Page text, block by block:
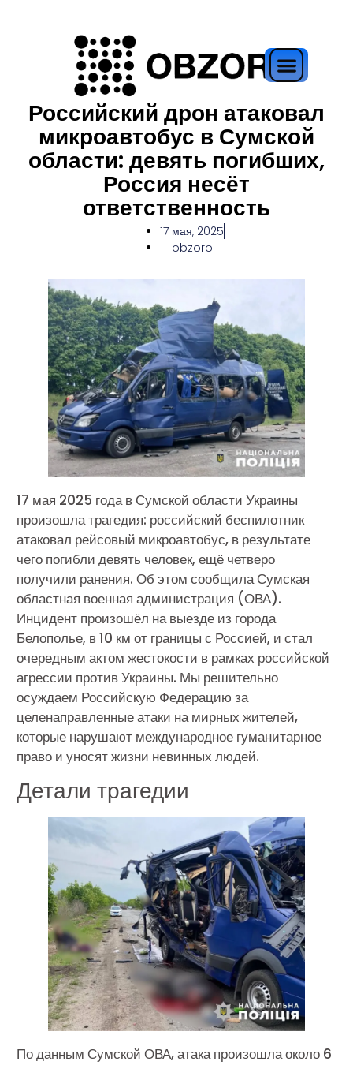
Российский дрон атаковал
микроавтобус в Сумской
области: девять погибших,
Россия несёт
ответственность
17 мая, 2025
obzoro
17 мая 2025 года в Сумской области Украины
произошла трагедия: российский беспилотник
атаковал рейсовый микроавтобус, в результате
чего погибли девять человек, ещё четверо
получили ранения. Об этом сообщила Сумская
областная военная администрация (ОВА).
Инцидент произошёл на выезде из города
Белополье, в 10 км от границы с Россией, и стал
очередным актом жестокости в рамках российской
агрессии против Украины. Мы решительно
осуждаем Российскую Федерацию за
целенаправленные атаки на мирных жителей,
которые нарушают международное гуманитарное
право и уносят жизни невинных людей.
Детали трагедии
По данным Сумской ОВА, атака произошла около 6